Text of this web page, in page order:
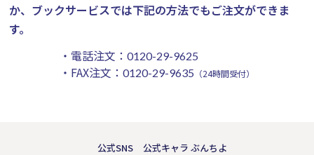
か、ブックサービスでは下記の方法でもご注文ができま
す。
・電話注文： 0120-29-9625
・FAX注文： 0120-29-9635 （24時間受付）
公式SNS 公式キャラ ぶんちよ